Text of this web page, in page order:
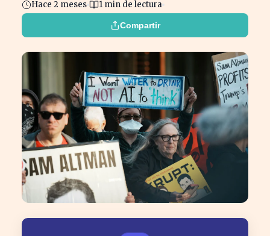
Hace 2 meses 1 min de lectura
Compartir